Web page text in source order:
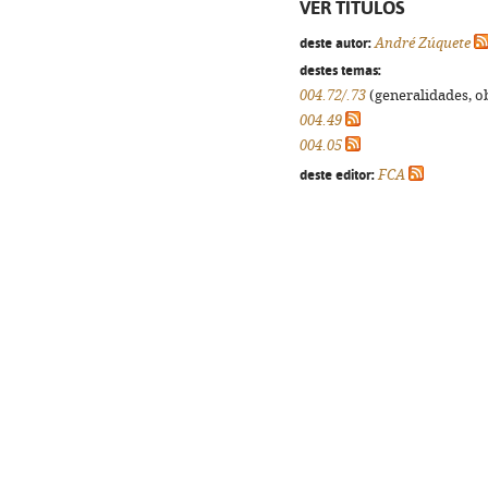
VER TÍTULOS
deste autor: André Zúquete
destes temas:
004.72/.73 (generalidades,
004.49
004.05
deste editor: FCA